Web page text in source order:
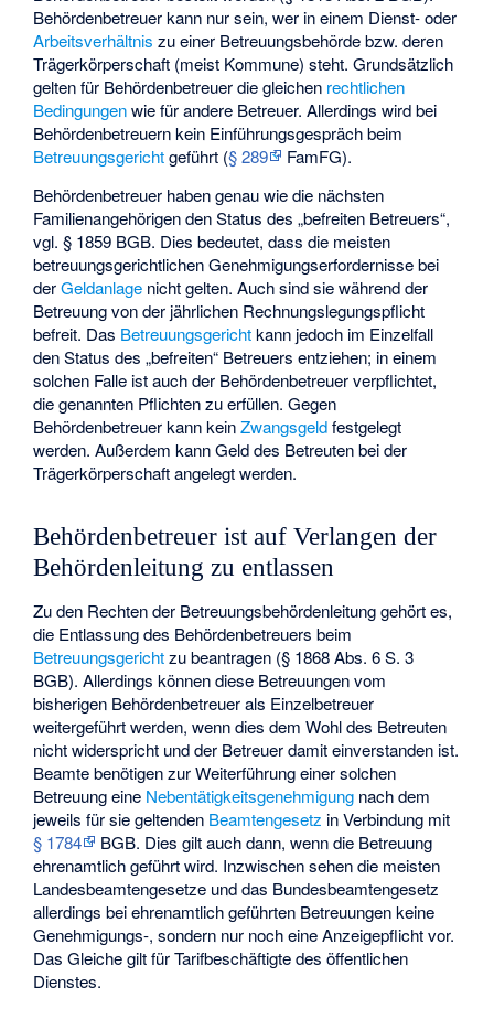
Behördenbetreuer kann nur sein, wer in einem Dienst- oder
Arbeitsverhältnis zu einer Betreuungsbehörde bzw. deren
Trägerkörperschaft (meist Kommune) steht. Grundsätzlich
gelten für Behördenbetreuer die gleichen rechtlichen
Bedingungenwie für andere Betreuer. Allerdings wird bei
Behördenbetreuern kein Einführungsgespräch beim
Betreuungsgerichtgeführt (§ 289
FamFG).
Behördenbetreuer haben genau wie die nächsten
Familienangehörigen den Status des „befreiten Betreuers“,
vgl. § 1859 BGB. Dies bedeutet, dass die meisten
betreuungsgerichtlichen Genehmigungserfordernisse bei
derGeldanlage nicht gelten. Auch sind sie während der
Betreuung von der jährlichen Rechnungslegungspflicht
befreit. Das Betreuungsgerichtkann jedoch im Einzelfall
den Status des „befreiten“ Betreuers entziehen; in einem
solchen Falle ist auch der Behördenbetreuer verpflichtet,
die genannten Pflichten zu erfüllen. Gegen
Behördenbetreuer kann keinZwangsgeldfestgelegt
werden. Außerdem kann Geld des Betreuten bei der
Trägerkörperschaft angelegt werden.
Behördenbetreuer ist auf Verlangen der
Behördenleitung zu entlassen
Zu den Rechten der Betreuungsbehördenleitung gehört es,
die Entlassung des Behördenbetreuers beim
Betreuungsgerichtzu beantragen (§ 1868 Abs. 6 S. 3
BGB). Allerdings können diese Betreuungen vom
bisherigen Behördenbetreuer als Einzelbetreuer
weitergeführt werden, wenn dies dem Wohl des Betreuten
nicht widerspricht und der Betreuer damit einverstanden ist.
Beamte benötigen zur Weiterführung einer solchen
Betreuung eine Nebentätigkeitsgenehmigung nach dem
jeweils für sie geltenden Beamtengesetz in Verbindung mit
§ 1784
BGB. Dies gilt auch dann, wenn die Betreuung
ehrenamtlich geführt wird. Inzwischen sehen die meisten
Landesbeamtengesetze und das Bundesbeamtengesetz
allerdings bei ehrenamtlich geführten Betreuungen keine
Genehmigungs-, sondern nur noch eine Anzeigepflicht vor.
Das Gleiche gilt für Tarifbeschäftigte des öffentlichen
Dienstes.